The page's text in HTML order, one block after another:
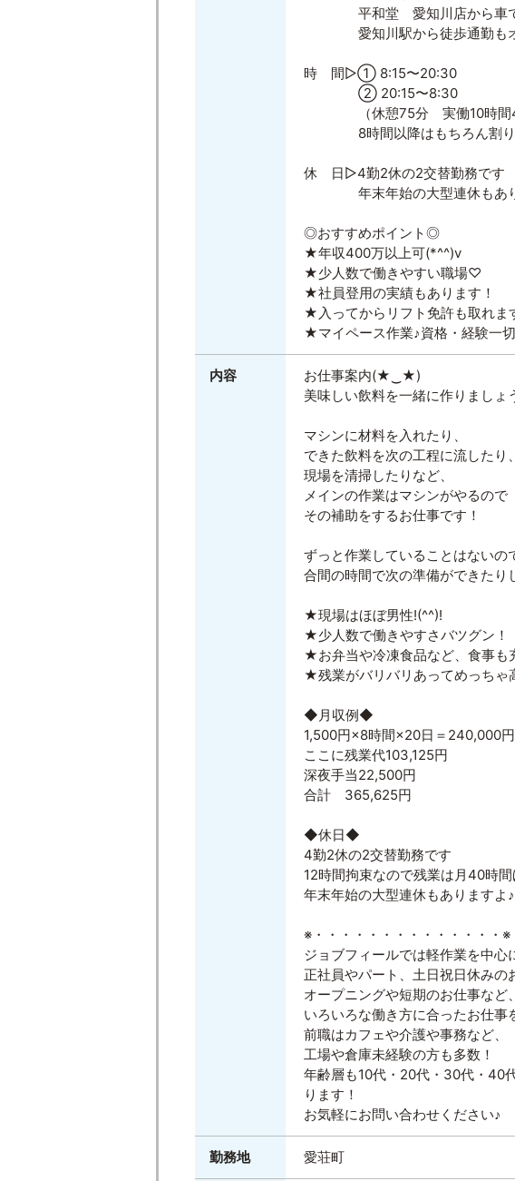
平和堂 愛知川店から車
愛知川駅から徒歩通勤もオ
時 間▷① 8:15〜20:30
② 20:15〜8:30
（休憩75分 実働10時間
8時間以降はもちろん割り
休 日▷4勤2休の2交替勤務です
年末年始の大型連休もあり
◎おすすめポイント◎
★年収400万以上可(*^^)v
★少人数で働きやすい職場♡
★社員登用の実績もあります！
★入ってからリフト免許も取れま
★マイペース作業♪資格・経験一切
内容
お仕事案内(★‿★)
美味しい飲料を一緒に作りましょ
マシンに材料を入れたり、
できた飲料を次の工程に流したり、
現場を清掃したりなど、
メインの作業はマシンがやるので
その補助をするお仕事です！
ずっと作業していることはないの
合間の時間で次の準備ができたり
★現場はほぼ男性!(^^)!
★少人数で働きやすさバツグン！
★お弁当や冷凍食品など、食事も
★残業がバリバリあってめっちゃ
◆月収例◆
1,500円×8時間×20日＝240,000円
ここに残業代103,125円
深夜手当22,500円
合計 365,625円
◆休日◆
4勤2休の2交替勤務です
12時間拘束なので残業は月40時
年末年始の大型連休もありますよ♪
※・・・・・・・・・・・・・・※
ジョブフィールでは軽作業を中心
正社員やパート、土日祝日休みの
オープニングや短期のお仕事など、
いろいろな働き方に合ったお仕事
前職はカフェや介護や事務など、
工場や倉庫未経験の方も多数！
年齢層も10代・20代・30代・40
ります！
お気軽にお問い合わせください♪
勤務地 愛荘町